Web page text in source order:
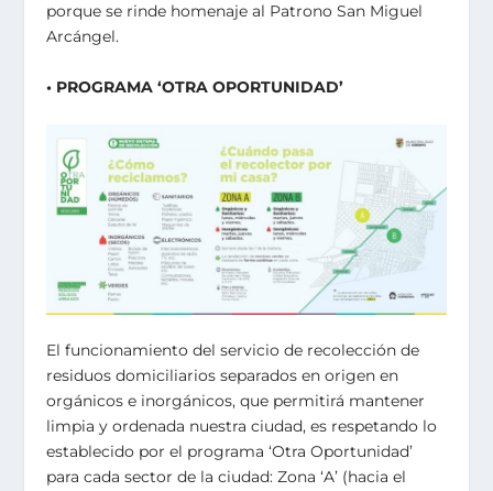
porque se rinde homenaje al Patrono San Miguel
Arcángel.
• PROGRAMA ‘OTRA OPORTUNIDAD’
El funcionamiento del servicio de recolección de
residuos domiciliarios separados en origen en
orgánicos e inorgánicos, que permitirá mantener
limpia y ordenada nuestra ciudad, es respetando lo
establecido por el programa ‘Otra Oportunidad’
para cada sector de la ciudad: Zona ‘A’ (hacia el